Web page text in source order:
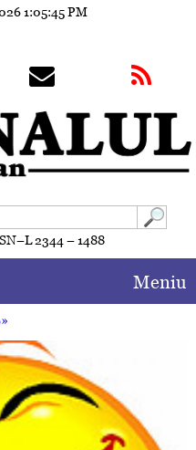
1:05:47 PM
2344 – 1488
Meniu